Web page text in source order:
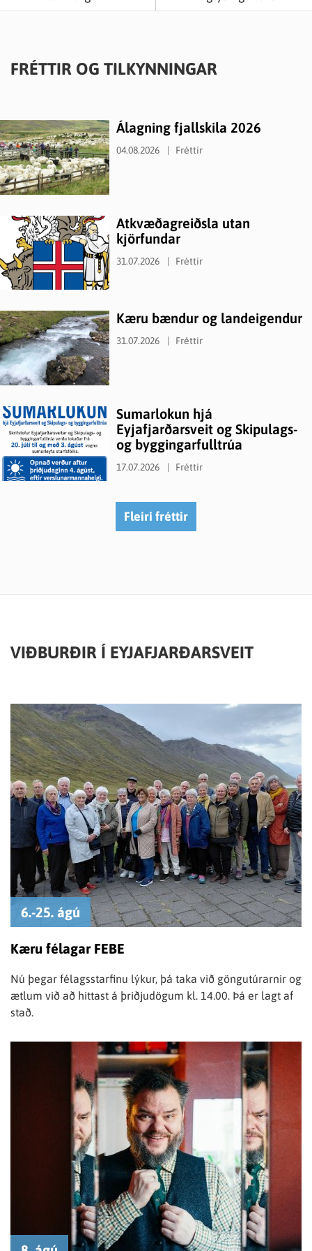
FRÉTTIR OG TILKYNNINGAR
Álagning fjallskila 2026
04.08.2026 Fréttir
Atkvæðagreiðsla utan
kjörfundar
31.07.2026 Fréttir
Kæru bændur og landeigendur
31.07.2026 Fréttir
Sumarlokun hjá
Eyjafjarðarsveit og Skipulags-
og byggingarfulltrúa
17.07.2026 Fréttir
Fleiri fréttir
VIÐBURÐIR Í EYJAFJARÐARSVEIT
6.-25. ágú
Kæru félagar FEBE
Nú þegar félagsstarfinu lýkur, þá taka við göngutúrarnir og
ætlum við að hittast á þriðjudögum kl. 14.00. Þá er lagt af
stað.